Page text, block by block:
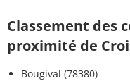
Classement des
proximité de
Bougival (78380)